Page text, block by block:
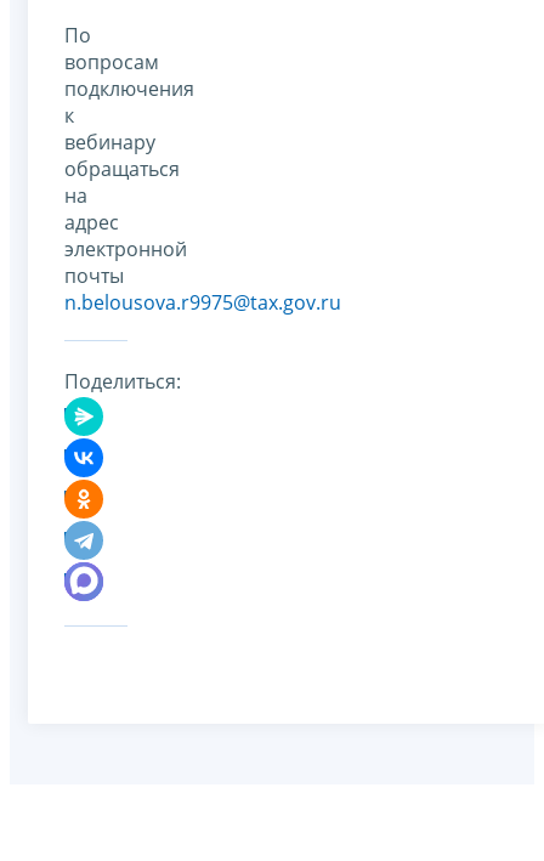
По
вопросам
подключения
к
вебинару
обращаться
на
адрес
электронной
почты
n.belousova.r9975@tax.gov.ru
Поделиться: